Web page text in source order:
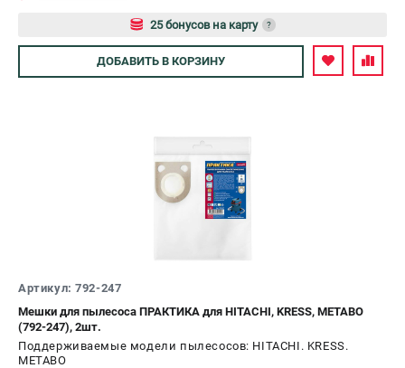
25 бонусов на карту ?
Авторизуйтесь
ДОБАВИТЬ В КОРЗИНУ
Артикул: 792-247
Мешки для пылесоса ПРАКТИКА для HITACHI, KRESS, METABO
(792-247), 2шт.
Поддерживаемые модели пылесосов: HITACHI. KRESS.
METABO